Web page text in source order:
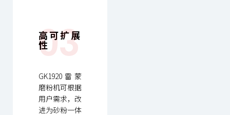
03
高可扩展
性
GK1920雷蒙
磨粉机可根据
用户需求，改
进为砂粉一体